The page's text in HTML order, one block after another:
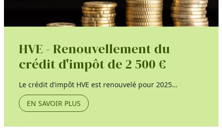
HVE - Renouvellement du
crédit d'impôt de 2 500 €
Le crédit d’impôt HVE est renouvelé pour 2025…
EN SAVOIR PLUS